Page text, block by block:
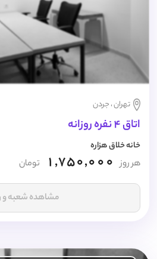
تهران ، جردن
اتاق 4 نفره روزانه
خانه خلاق هزاره
هر روز 1,750,000 تومان
مشاهده شعبه و